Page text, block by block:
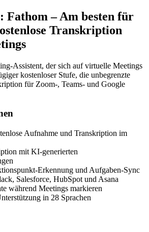
Fathom – Am besten für
Transkription
Assistent, der sich auf virtuelle Meetings
kostenloser Stufe, die unbegrenzte
für Zoom-, Teams- und Google
Aufnahme und Transkription im
mit KI-generierten
Erkennung und Aufgaben-Sync
Salesforce, HubSpot und Asana
während Meetings markieren
in 28 Sprachen